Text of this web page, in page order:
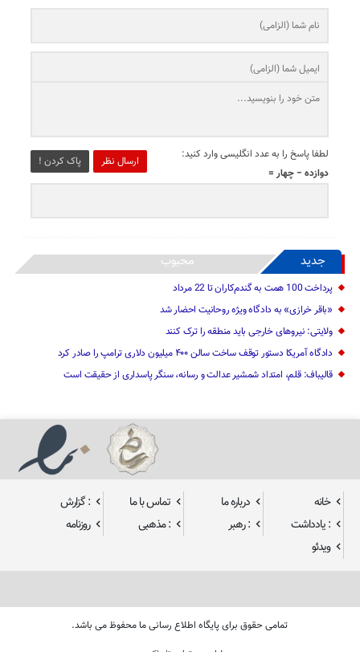
ارسال نظر پاک کردن !
لطفا پاسخ را به عدد انگلیسی وارد کنید:
دوازده − چهار =
جدید محبوب
پرداخت 100 همت به گندم‌کاران تا 22 مرداد
«باقر خرازی» به دادگاه ویژه روحانیت احضار شد
ولایتی: نیرو‌های خارجی باید منطقه را ترک کنند
دادگاه آمریکا دستور توقف ساخت سالن ۴۰۰ میلیون دلاری ترامپ را صادر کرد
قالیباف: قلم، امتداد شمشیر عدالت و رسانه، سنگر پاسداری از حقیقت است
خانه درباره ما تماس با ما
: گزارش
: یادداشت
: رهبر : مذهبی
روزنامه
ویدئو
تمامی حقوق برای پایگاه اطلاع رسانی ما محفوظ می باشد.